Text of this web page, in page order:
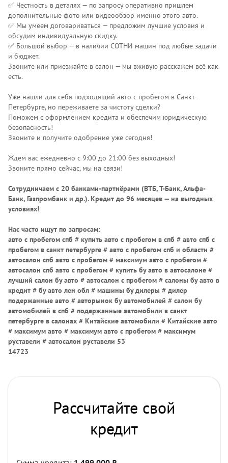
✅ Честность в деталях — по запросу оперативно пришлем
дополнительные фото или видеообзор именно этого авто.
✅ Мы умеем договариваться — предложим лучшие условия и
обсудим индивидуальную скидку.
✅ Большой выбор — в наличии СОТНИ машин под любые задачи
и бюджет.
Звоните или приезжайте в салон — мы вживую расскажем всё как
есть.
Уже нашли для себя подходящий авто с пробегом в Санкт-
Петербурге, но переживаете за чистоту сделки?
Поможем с оформлением кредита и обеспечим юридическую
безопасность!
Звоните и получите одобрение уже сегодня!
Ждем вас ежедневно с 9:00 до 21:00 без выходных!
Звоните прямо сейчас, мы на связи!
Сотрудничаем с 20 банками-партнёрами (ВТБ, Т-Банк, Альфа-
Банк, Газпромбанк и др.). Кредит до 96 месяцев — на выгодных
условиях!
Нас часто ищут по запросам:
авто с пробегом спб # купить авто с пробегом в спб # авто спб с
пробегом в санкт петербурге # авто с пробегом спб и области #
автосалон спб авто с пробегом # максимум авто с пробегом #
автосалон спб авто с пробегом # купить бу авто в автосалоне #
лучший салон бу авто # автосалон с пробегом # салоны бу авто в
кредит # бу авто лен обл # машины бу дилеры # дилер
подержанные авто # авторынок бу автомобилей # салон бу
автомобилей в спб # подержанные автомобили в санкт
петербурге в салонах # Китайские автомобили # Китайские авто
# максимум авто # максимум авто с пробегом # максимум
руставели # автосалон руставели 53
14723
Рассчитайте свой
кредит